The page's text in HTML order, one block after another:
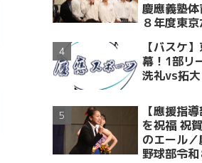
慶應義塾
８年度東
～
【バスケ
幕！1部リ
洗礼vs拓
【應援指
を祝福 祝
のエール
野球部令